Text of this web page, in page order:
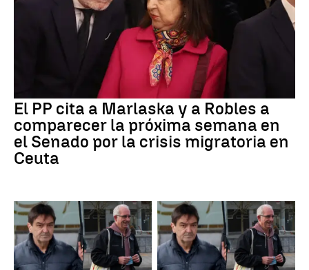
El PP cita a Marlaska y a Robles a
comparecer la próxima semana en
el Senado por la crisis migratoria en
Ceuta